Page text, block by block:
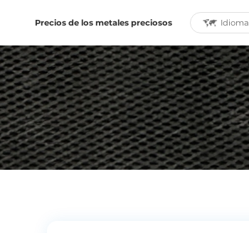
Precios de los metales preciosos Idioma